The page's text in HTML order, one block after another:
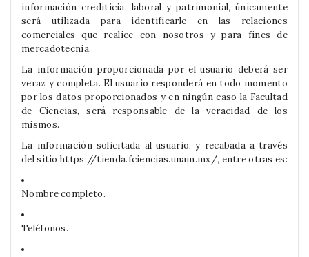
información crediticia, laboral y patrimonial, únicamente
será utilizada para identificarle en las relaciones
comerciales que realice con nosotros y para fines de
mercadotecnia.
La información proporcionada por el usuario deberá ser
veraz y completa. El usuario responderá en todo momento
por los datos proporcionados y en ningún caso la Facultad
de Ciencias, será responsable de la veracidad de los
mismos.
La información solicitada al usuario, y recabada a través
del sitio https://tienda.fciencias.unam.mx/, entre otras es:
Nombre completo.
Teléfonos.